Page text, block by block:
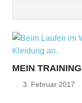
MEIN
3. Februar 2017